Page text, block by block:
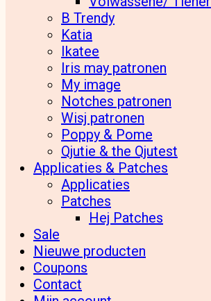
B Trendy
Katia
Ikatee
Iris may patronen
My image
Notches patronen
Wisj patronen
Poppy & Pome
Qjutie & the Qjutest
Applicaties & Patches
Applicaties
Patches
Hej Patches
Sale
Nieuwe producten
Coupons
Contact